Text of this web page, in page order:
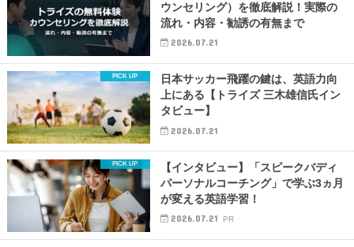
ウンセリング）を徹底解説！実際の
流れ・内容・勧誘の有無まで
2026.07.21
日本サッカー飛躍の鍵は、英語力向
上にある【トライズ 三木雄信氏イン
タビュー】
2026.07.21
【インタビュー】「スピークバディ
パーソナルコーチング」で学ぶ3ヵ月
が変える英語学習！
2026.07.21 PR